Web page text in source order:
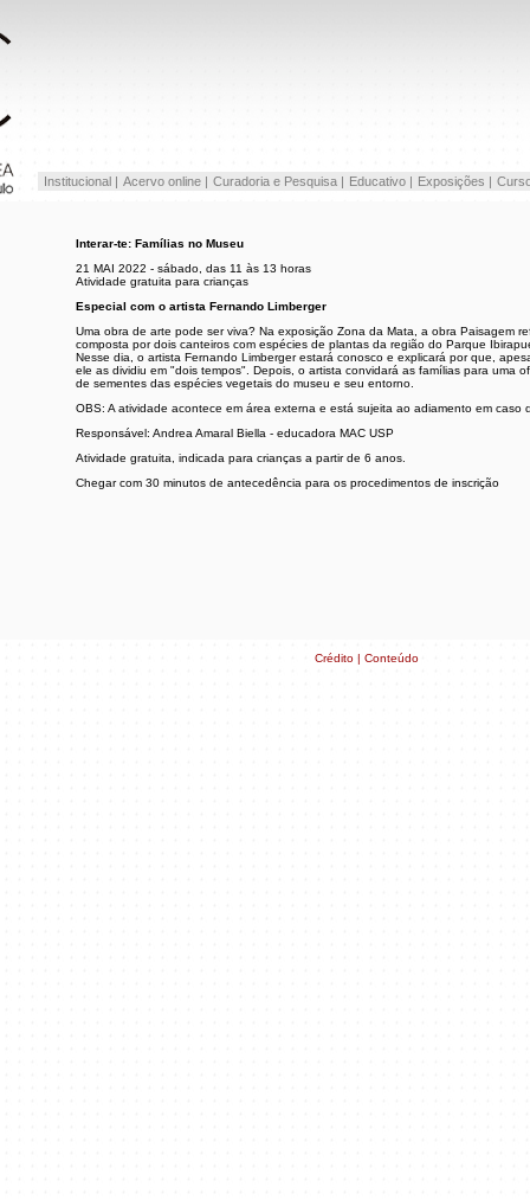
Interar-te: Famílias no Museu
21 MAI 2022 - sábado, das 11 às 13 horas
Atividade gratuita para crianças
Especial com o artista Fernando Limberger
Uma obra de arte pode ser viva? Na exposição Zona da Mata, a obra Paisagem
composta por dois canteiros com espécies de plantas da região do Parque
Nesse dia, o artista Fernando Limberger estará conosco e explicará por que,
ele as dividiu em "dois tempos". Depois, o artista convidará as famílias para uma
de sementes das espécies vegetais do museu e seu entorno.
OBS: A atividade acontece em área externa e está sujeita ao adiamento em caso
Responsável: Andrea Amaral Biella - educadora MAC USP
Atividade gratuita, indicada para crianças a partir de 6 anos.
Chegar com 30 minutos de antecedência para os procedimentos de inscrição
Institucional | Acervo online | Curadoria e Pesquisa | Educativo | Exposições |
Crédito | Conteúdo